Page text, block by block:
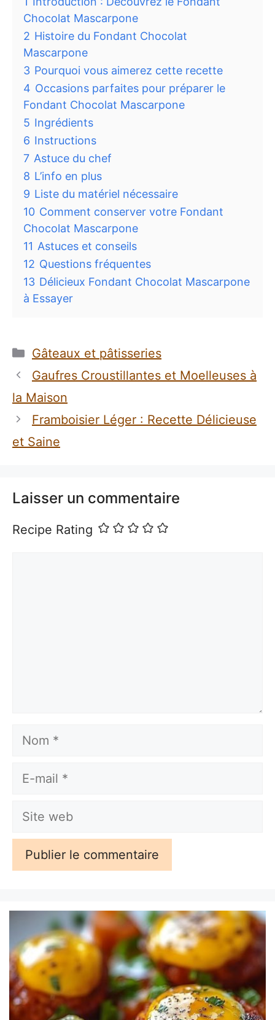
Chocolat Mascarpone
2 Histoire du Fondant Chocolat
Mascarpone
3 Pourquoi vous aimerez cette recette
4 Occasions parfaites pour préparer le
Fondant Chocolat Mascarpone
5 Ingrédients
6 Instructions
7 Astuce du chef
8 L’info en plus
9 Liste du matériel nécessaire
10 Comment conserver votre Fondant
Chocolat Mascarpone
11 Astuces et conseils
12 Questions fréquentes
13 Délicieux Fondant Chocolat Mascarpone
à Essayer
Catégories
Gâteaux et pâtisseries
Gaufres Croustillantes et Moelleuses à
la Maison
Framboisier Léger : Recette Délicieuse
et Saine
Laisser un commentaire
Recipe Rating
Nom
E-
Site